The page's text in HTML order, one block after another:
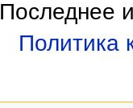
Последнее
Политика